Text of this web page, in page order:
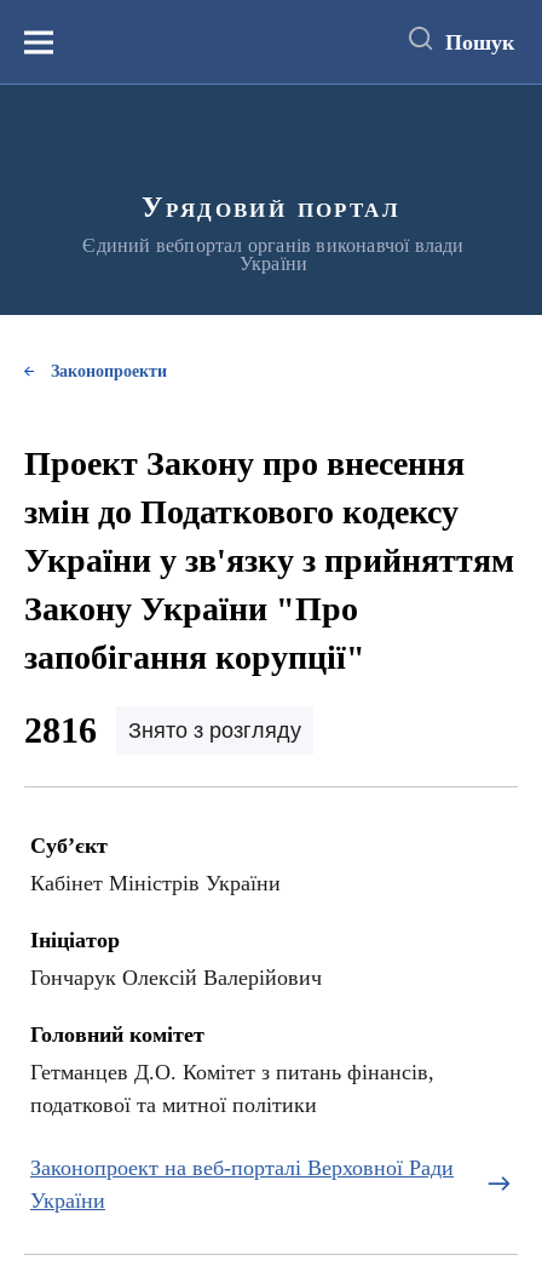
вмістуМеню Пошук
Урядовий портал
Єдиний вебпортал органів виконавчої влади
України
Законопроекти
Проект Закону про внесення
змін до Податкового кодексу
України у зв'язку з прийняттям
Закону України "Про
запобігання корупції"
2816 Знято з розгляду
Суб’єкт
Кабінет Міністрів України
Ініціатор
Гончарук Олексій Валерійович
Головний комітет
Гетманцев Д.О. Комітет з питань фінансів,
податкової та митної політики
Законопроект на веб-порталі Верховної Ради
України